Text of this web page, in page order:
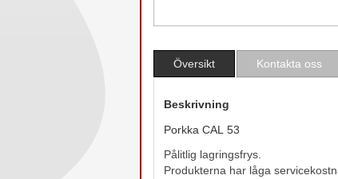
Översikt Kontakta oss
Beskrivning
Porkka CAL 53
Pålitlig lagringsfrys.
Produkterna har låga